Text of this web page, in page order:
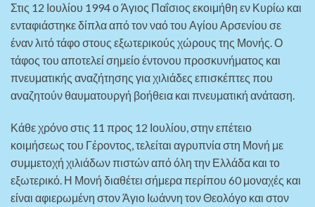
Στις 12 Ιουλίου 1994 ο Άγιος Παΐσιος εκοιμήθη εν Κυρίω και
ενταφιάστηκε δίπλα από τον ναό του Αγίου Αρσενίου σε
έναν λιτό τάφο στους εξωτερικούς χώρους της Μονής. Ο
τάφος του αποτελεί σημείο έντονου προσκυνήματος και
πνευματικής αναζήτησης για χιλιάδες επισκέπτες που
αναζητούν θαυματουργή βοήθεια και πνευματική ανάταση.
Κάθε χρόνο στις 11 προς 12 Ιουλίου, στην επέτειο
κοιμήσεως του Γέροντος, τελείται αγρυπνία στη Μονή με
συμμετοχή χιλιάδων πιστών από όλη την Ελλάδα και το
εξωτερικό. Η Μονή διαθέτει σήμερα περίπου 60 μοναχές και
είναι αφιερωμένη στον Άγιο Ιωάννη τον Θεολόγο και στον